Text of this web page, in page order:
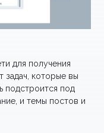
для получения
задач, которые вы
подстроится под
и темы постов и